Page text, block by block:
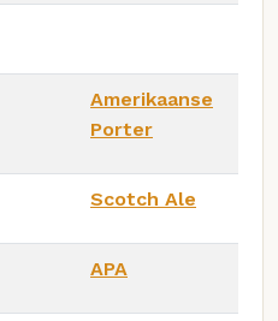
Amerikaanse
Porter
Scotch Ale
APA